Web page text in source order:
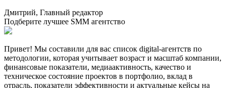
Дмитрий, Главный редактор
Подберите лучшее SMM агентство
Привет! Мы составили для вас список digital-агентств по
методологии, которая учитывает возраст и масштаб компании,
финансовые показатели, медиаактивность, качество и
техническое состояние проектов в портфолио, вклад в
отрасль, показатели эффективности и актуальные кейсы на